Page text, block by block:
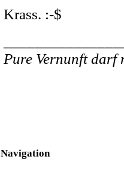
Krass. :-$
Pure Vernunft darf
Navigation